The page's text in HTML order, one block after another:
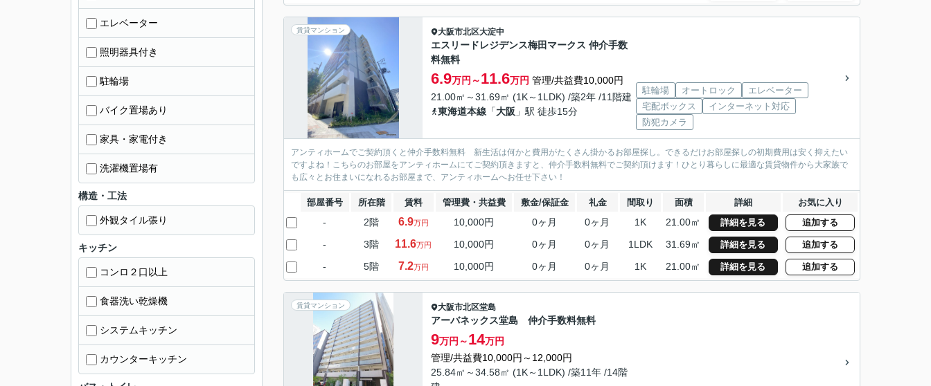
賃貸マンション 大阪市北区大淀中
エスリードレジデンス梅田マークス 仲介手数
料無料
6.9万円～11.6万円 管理/共益費10,000円
21.00㎡～31.69㎡ (1K～1LDK) /築2年 /11階建
東海道本線 「大阪 」駅 徒歩15分
駐輪場 オートロック
エレベーター
宅配ボックス
インターネット対応
防犯カメラ
アンティホームでご契約頂くと仲介手数料無料 新生活は何かと費用がたくさん掛かるお部屋探し。できるだけお部屋探しの初期費用は安く抑えたい
ですよね！こちらのお部屋をアンティホームにてご契約頂きますと、仲介手数料無料でご契約頂けます！ひとり暮らしに最適な賃貸物件から大家族で
も広々とお住まいになれるお部屋まで、アンティホームへお任せ下さい！
部屋番号 所在階 賃料 管理費・共益費 敷金/保証金 礼金 間取り 面積 詳細 お気に入り
- 2階 6.9万円 10,000円 0ヶ月 0ヶ月 1K 21.00㎡ 詳細を見る 追加する
- 3階 11.6万円 10,000円 0ヶ月 0ヶ月 1LDK 31.69㎡ 詳細を見る 追加する
- 5階 7.2万円 10,000円 0ヶ月 0ヶ月 1K 21.00㎡ 詳細を見る 追加する
賃貸マンション 大阪市北区堂島
アーバネックス堂島 仲介手数料無料
9万円～14万円
管理/共益費10,000円～12,000円
25.84㎡～34.58㎡ (1K～1LDK) /築11年 /14階
エレベーター
照明器具付き
駐輪場
バイク置場あり
家具・家電付き
洗濯機置場有
構造・工法
外観タイル張り
キッチン
コンロ２口以上
食器洗い乾燥機
システムキッチン
カウンターキッチン